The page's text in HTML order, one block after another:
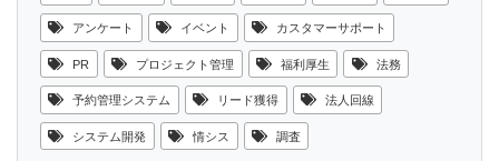
アンケート イベント カスタマーサポート
PR プロジェクト管理 福利厚生 法務
予約管理システム リード獲得 法人回線
システム開発 情シス 調査